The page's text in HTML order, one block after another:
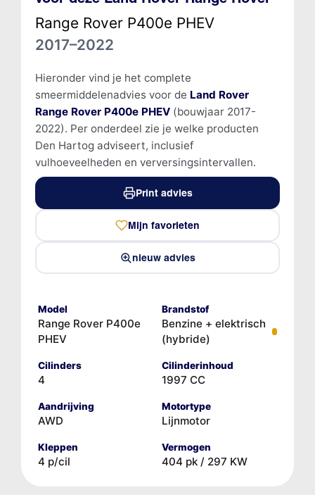
Range Rover P400e PHEV
2017–2022
Hieronder vind je het complete
smeermiddelenadvies voor de Land Rover
Range Rover P400e PHEV(bouwjaar 2017-
2022). Per onderdeel zie je welke producten
Den Hartog adviseert, inclusief
vulhoeveelheden en verversingsintervallen.
Print advies
Mijn favorieten
nieuw advies
Model
Range Rover P400e
PHEV
Brandstof
Benzine + elektrisch
(hybride)
Cilinders
4
Cilinderinhoud
1997 CC
Aandrijving
AWD
Motortype
Lijnmotor
Kleppen
4 p/cil
Vermogen
404 pk / 297 KW